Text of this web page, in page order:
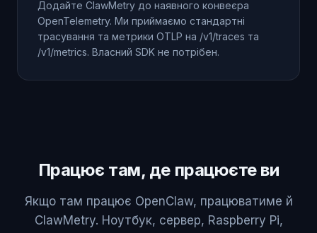
Додайте ClawMetry до наявного конвеєра
OpenTelemetry. Ми приймаємо стандартні
трасування та метрики OTLP на /v1/traces та
/v1/metrics. Власний SDK не потрібен.
Працює там, де працюєте ви
Якщо там працює OpenClaw, працюватиме й
ClawMetry. Ноутбук, сервер, Raspberry Pi,